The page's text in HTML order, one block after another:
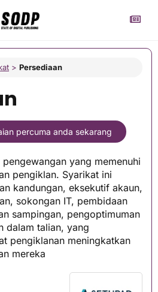
> Persediaan
percuma anda sekarang
yang memenuhi
pengiklan. Syarikat ini
kandungan, eksekutif akaun,
sokongan IT, pembidaan
sampingan, pengoptimuman
dalam talian, yang
pengiklanan meningkatkan
mereka